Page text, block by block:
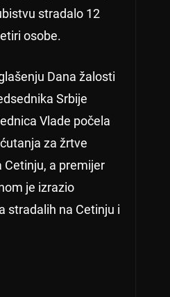
stradalo 12
osobe.
Dana žalosti
Srbije
Vlade počela
za žrtve
Cetinju, a premijer
je izrazio
stradalih na Cetinju i